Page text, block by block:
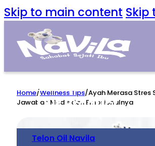
Skip to main content Skip
Home
Our Product
Telon Oil Navila
Home/Wellness Tips/Ayah Merasa Stres
Jawaban Medis dan Emosionalnya